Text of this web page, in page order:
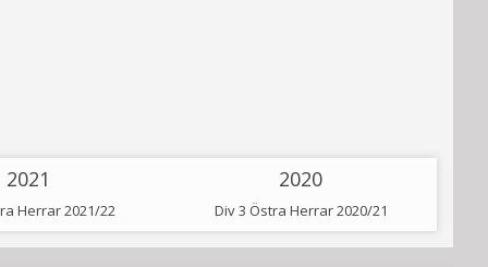
2021
Herrar 2021/22
2020
Div 3 Östra Herrar 2020/21